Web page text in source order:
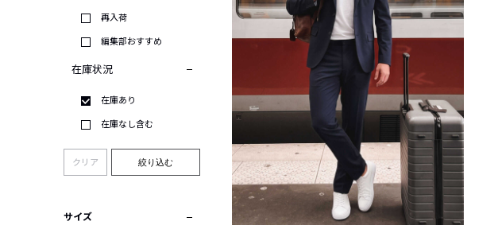
再入荷
編集部おすすめ
在庫状況
在庫あり
在庫なし含む
クリア 絞り込む
サイズ